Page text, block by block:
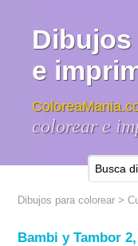
e
colorear e
Dibujos para colorear >
Bambi y Tambor